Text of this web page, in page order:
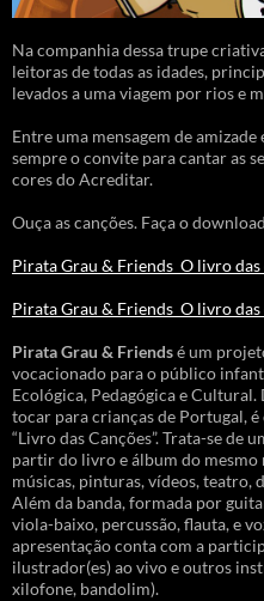
Na companhia dessa trupe
leitoras de todas as idades,
levados a uma viagem por rios e
Entre uma mensagem de
sempre o convite para cantar as
cores do Acreditar.
Ouça as canções. Faça o
Pirata Grau & Friends_O livro das
Pirata Grau & Friends_O livro das
Pirata Grau & Friendsé um
vocacionado para o público
Ecológica, Pedagógica e
tocar para crianças de Portugal,
“Livro das Canções”. Trata-se de
partir do livro e álbum do mesmo
músicas, pinturas, vídeos, teatro,
Além da banda, formada por
viola-baixo, percussão, flauta, e
apresentação conta com a
ilustrador(es) ao vivo e outros
xilofone, bandolim).